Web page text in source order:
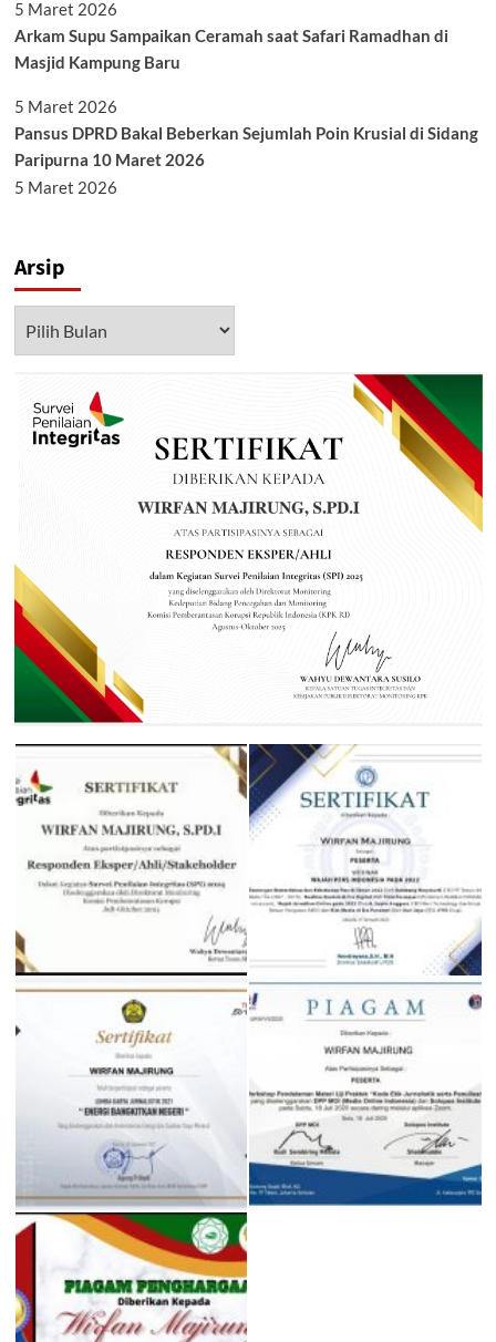
5 Maret 2026
Arkam Supu Sampaikan Ceramah saat Safari Ramadhan di
Masjid Kampung Baru
5 Maret 2026
Pansus DPRD Bakal Beberkan Sejumlah Poin Krusial di Sidang
Paripurna 10 Maret 2026
5 Maret 2026
Arsip